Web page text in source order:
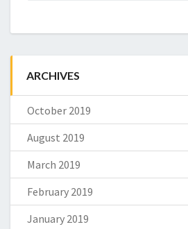
ARCHIVES
October 2019
August 2019
March 2019
February 2019
January 2019